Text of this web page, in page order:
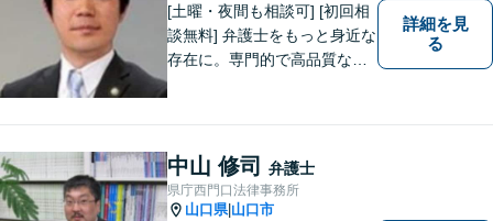
[土曜・夜間も相談可] [初回相
談無料] 弁護士をもっと身近な
存在に。専門的で高品質なリ
詳細を見
る
中山 修司 弁護士
県庁西門口法律事務所
山口県| 山口市